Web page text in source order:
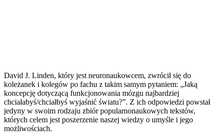
David J. Linden, który jest neuronaukowcem, zwrócił się do
koleżanek i kolegów po fachu z takim samym pytaniem: „Jaką
koncepcję dotyczącą funkcjonowania mózgu najbardziej
chciałabyś/chciałbyś wyjaśnić światu?”. Z ich odpowiedzi powstał
jedyny w swoim rodzaju zbiór popularnonaukowych tekstów,
których celem jest poszerzenie naszej wiedzy o umyśle i jego
możliwościach.